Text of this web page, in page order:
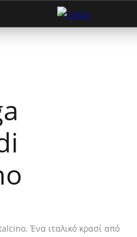
Ένα ιταλικό κρασί από